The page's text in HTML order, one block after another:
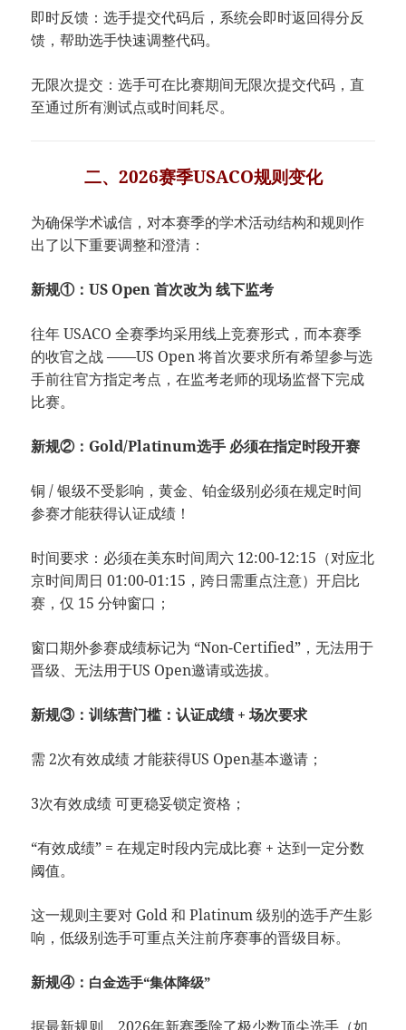
即时反馈：选手提交代码后，系统会即时返回得分反
馈，帮助选手快速调整代码。
无限次提交：选手可在比赛期间无限次提交代码，直
至通过所有测试点或时间耗尽。
二、2026赛季USACO规则变化
为确保学术诚信，对本赛季的学术活动结构和规则作
出了以下重要调整和澄清：
新规①：US Open 首次改为 线下监考
往年 USACO 全赛季均采用线上竞赛形式，而本赛季
的收官之战 ——US Open 将首次要求所有希望参与选
手前往官方指定考点，在监考老师的现场监督下完成
比赛。
新规②：Gold/Platinum选手 必须在指定时段开赛
铜 / 银级不受影响，黄金、铂金级别必须在规定时间
参赛才能获得认证成绩！
时间要求：必须在美东时间周六 12:00-12:15（对应北
京时间周日 01:00-01:15，跨日需重点注意）开启比
赛，仅 15 分钟窗口；
窗口期外参赛成绩标记为 “Non-Certified”，无法用于
晋级、无法用于US Open邀请或选拔。
新规③：训练营门槛：认证成绩 + 场次要求
需 2次有效成绩 才能获得US Open基本邀请；
3次有效成绩 可更稳妥锁定资格；
“有效成绩” = 在规定时段内完成比赛 + 达到一定分数
阈值。
这一规则主要对 Gold 和 Platinum 级别的选手产生影
响，低级别选手可重点关注前序赛事的晋级目标。
新规④： 白金选手“集体降级”